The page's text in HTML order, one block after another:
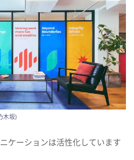
木坂)
ケーションは活性化しています